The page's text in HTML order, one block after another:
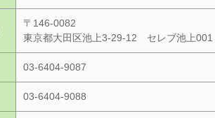
〒146-0082
東京都大田区池上3-29-12 セレブ池上001
03-6404-9087
03-6404-9088